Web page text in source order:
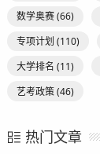
数学奥赛(66)
专项计划 (110)
大学排名 (11)
艺考政策(46)
热门文章